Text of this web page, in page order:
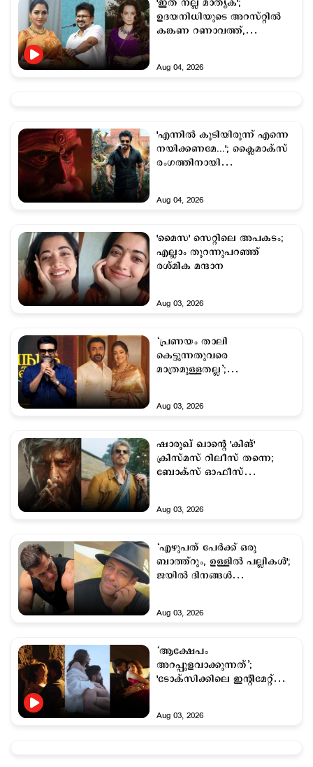
'ഇത് നല്ല മാതൃക';
ഉദയനിധിയുടെ അറസ്റ്റില്‍
കങ്കണ റണാവത്ത്,
Aug 04, 2026
'എന്നിൽ കുടിയിരുന്ന് എന്നെ
നയിക്കണമേ...'; ക്ലൈമാക്സ്
രംഗത്തിനായി
Aug 04, 2026
'മൈസ' സെറ്റിലെ അപകടം;
എല്ലാം തുറന്നുപറഞ്ഞ്
രശ്മിക മന്ദാന
Aug 03, 2026
‘പ്രണയം താലി
കെട്ടുന്നതുവരെ
മാത്രമുള്ളതല്ല’;
Aug 03, 2026
ഷാരൂഖ് ഖാന്‍റെ 'കിങ്'
ക്രിസ്മസ് റിലീസ് തന്നെ;
ബോക്സ് ഓഫീസ്
Aug 03, 2026
‘എഴുപത് പേര്‍ക്ക് ഒരു
ബാത്ത്റൂം, ഉള്ളില്‍ പല്ലികള്‍';
ജയിൽ ദിനങ്ങൾ
Aug 03, 2026
‘ആക്ഷേപം
അറപ്പുളവാക്കുന്നത്’;
'ടോക്സിക്കിലെ ഇന്‍റിമേറ്റ്
ആക്രമണം; പ്രതികരിച്ച് ഹുമ
Aug 03, 2026